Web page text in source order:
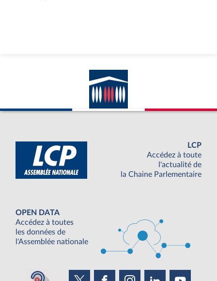
LCP
Accédez à toute
l'actualité de
la Chaine Parlementaire
OPEN DATA
Accédez à toutes
les données de
l'Assemblée nationale